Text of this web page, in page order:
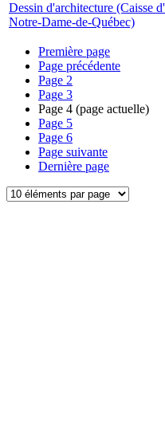
Dessin d'architecture (Caisse
Notre-Dame-de-Québec)
Première page
Page précédente
Page 2
Page 3
Page 4 (page actuelle)
Page 5
Page 6
Page suivante
Dernière page